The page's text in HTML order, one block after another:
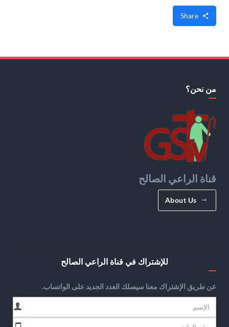
من نحن؟
قناة الراعي الصالح
About Us
للإشتراك في قناة الراعي الصالح
عن طريق الإشتراك معنا سيصلك العدد الجديد على الواتساب.